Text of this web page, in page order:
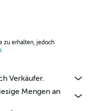
zu erhalten, jedoch
.
Verkäufer.
Mengen an